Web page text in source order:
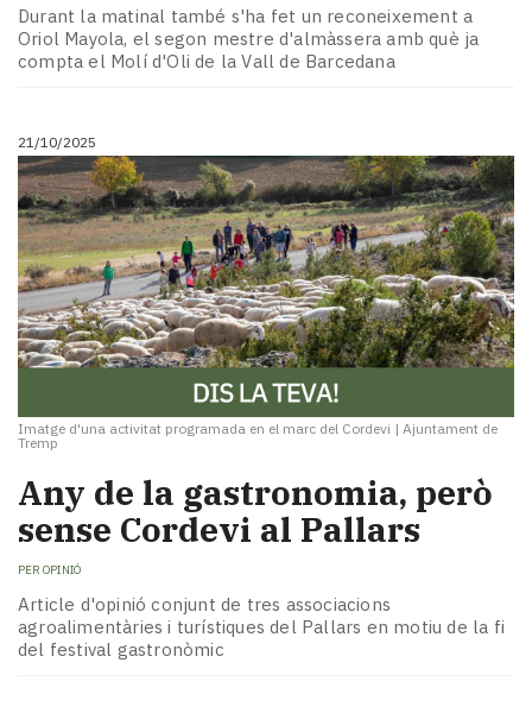
Durant la matinal també s'ha fet un reconeixement a
Oriol Mayola, el segon mestre d'almàssera amb què ja
compta el Molí d'Oli de la Vall de Barcedana
21/10/2025
Imatge d'una activitat programada en el marc del Cordevi | Ajuntament de
Tremp
Any de la gastronomia, però
sense Cordevi al Pallars
PER OPINIÓ
Article d'opinió conjunt de tres associacions
agroalimentàries i turístiques del Pallars en motiu de la fi
del festival gastronòmic